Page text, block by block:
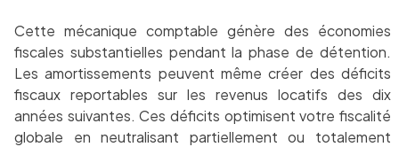
Cette mécanique comptable génère des économies
fiscales substantielles pendant la phase de détention.
Les amortissements peuvent même créer des déficits
fiscaux reportables sur les revenus locatifs des dix
années suivantes. Ces déficits optimisent votre fiscalité
globale en neutralisant partiellement ou totalement